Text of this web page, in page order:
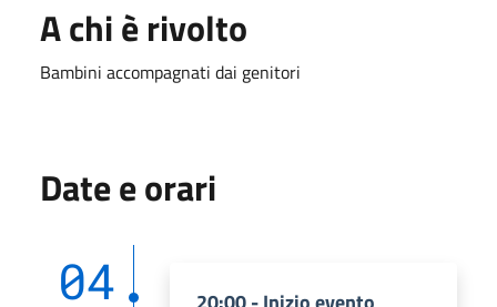
A chi è rivolto
Bambini accompagnati dai genitori
Date e orari
04